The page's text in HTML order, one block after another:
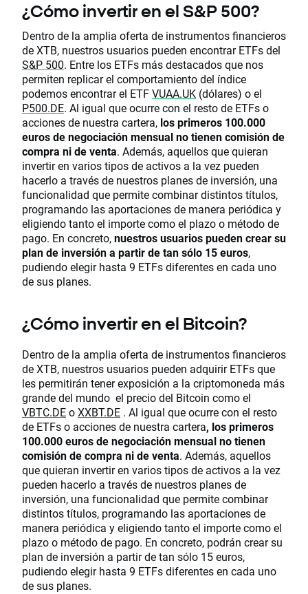
¿Cómo invertir en el S&P 500?
Dentro de la amplia oferta de instrumentos financieros
de XTB, nuestros usuarios pueden encontrar ETFs del
S&P 500. Entre los ETFs más destacados que nos
permiten replicar el comportamiento del índice
podemos encontrar el ETFVUAA.UK (dólares) o el
P500.DE. Al igual que ocurre con el resto de ETFs o
acciones de nuestra cartera, los primeros 100.000
euros de negociación mensual no tienen comisión de
compra ni de venta. Además, aquellos que quieran
invertir en varios tipos de activos a la vez pueden
hacerlo a través de nuestros planes de inversión, una
funcionalidad que permite combinar distintos títulos,
programando las aportaciones de manera periódica y
eligiendo tanto el importe como el plazo o método de
pago. En concreto,nuestros usuarios pueden crear su
plan de inversión a partir de tan sólo 15 euros,
pudiendo elegir hasta 9 ETFs diferentes en cada uno
de sus planes.
¿Cómo invertir en el Bitcoin?
Dentro de la amplia oferta de instrumentos financieros
de XTB, nuestros usuarios pueden adquirir ETFs que
les permitirán tener exposición a la criptomoneda más
grande del mundo el precio del Bitcoin como el
VBTC.DEoXXBT.DE . Al igual que ocurre con el resto
de ETFs o acciones de nuestra cartera, los primeros
100.000 euros de negociación mensual no tienen
comisión de compra ni de venta. Además, aquellos
que quieran invertir en varios tipos de activos a la vez
pueden hacerlo a través de nuestros planes de
inversión, una funcionalidad que permite combinar
distintos títulos, programando las aportaciones de
manera periódica y eligiendo tanto el importe como el
plazo o método de pago. En concreto, podrán crear su
plan de inversión a partir de tan sólo 15 euros,
pudiendo elegir hasta 9 ETFs diferentes en cada uno
de sus planes.